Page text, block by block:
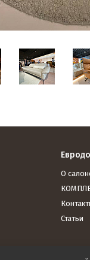
О
Статьи